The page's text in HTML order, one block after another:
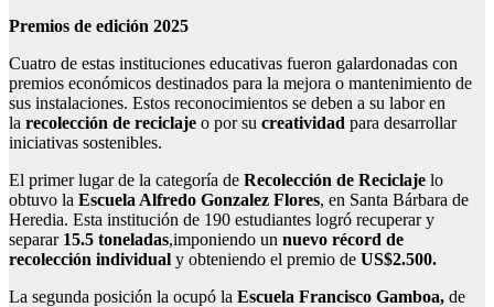
Premios de edición 2025
Cuatro de estas instituciones educativas fueron galardonadas con
premios económicos destinados para la mejora o mantenimiento de
sus instalaciones. Estos reconocimientos se deben a su labor en
la recolección de reciclaje o por su creatividad para desarrollar
iniciativas sostenibles.
El primer lugar de la categoría de Recolección de Reciclaje lo
obtuvo la Escuela Alfredo Gonzalez Flores, en Santa Bárbara de
Heredia. Esta institución de 190 estudiantes logró recuperar y
separar 15.5 toneladas,imponiendo un nuevo récord de
recolección individual y obteniendo el premio de US$2.500.
La segunda posición la ocupó la Escuela Francisco Gamboa, de